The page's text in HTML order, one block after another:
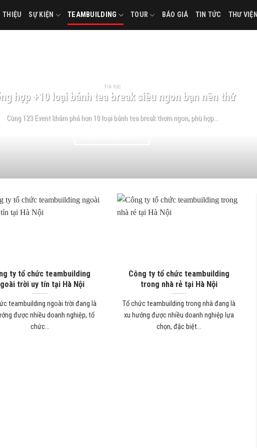
THIỆU SỰ KIỆN TEAMBUILDING TOUR BÁO GIÁ TIN TỨC THƯ VIỆN
TIN TỨC
hợp +10 loại bánh tea break siêu ngon bạn nên thử
Cùng 123 Event khám phá hơn 10 loại bánh tea break thơm ngon, phù hợp...
ty tổ chức teambuilding
trời uy tín tại Hà Nội
teambuilding ngoài trời đang là
được nhiều doanh nghiệp, tổ
chức...
Công ty tổ chức teambuilding
trong nhà rẻ tại Hà Nội
Tổ chức teambuilding trong nhà đang là
xu hướng được nhiều doanh nghiệp lựa
chọn, đặc biệt...